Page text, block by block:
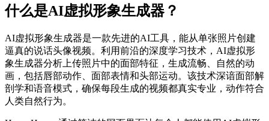
什么是AI虚拟形象生成器？
AI虚拟形象生成器是一款先进的AI工具，能从单张照片创建
逼真的说话头像视频。利用前沿的深度学习技术，AI虚拟形
象生成器分析上传照片中的面部特征，生成流畅、自然的动
画，包括唇部动作、面部表情和头部运动。该技术深谙面部解
剖学和语音模式，确保每段生成的视频都真实专业，动作符合
人类自然行为。